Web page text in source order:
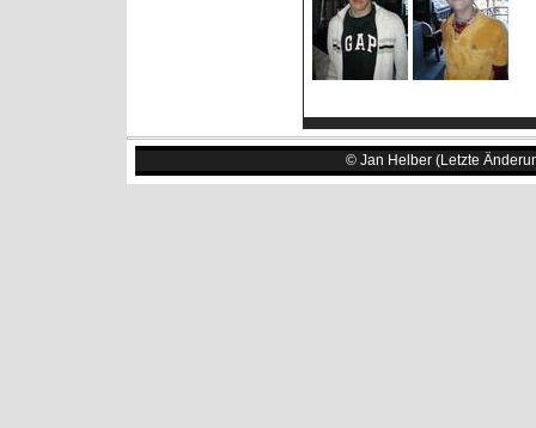
© Jan Helber (Letzte